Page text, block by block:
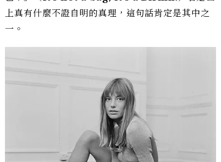
上真有什麼不證自明的真理，這句話肯定是其中之
一。